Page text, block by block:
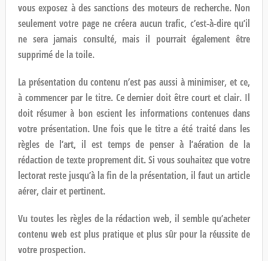
vous exposez à des sanctions des moteurs de recherche. Non
seulement votre page ne créera aucun trafic, c’est-à-dire qu’il
ne sera jamais consulté, mais il pourrait également être
supprimé de la toile.
La présentation du contenu n’est pas aussi à minimiser, et ce,
à commencer par le titre. Ce dernier doit être court et clair. Il
doit résumer à bon escient les informations contenues dans
votre présentation. Une fois que le titre a été traité dans les
règles de l’art, il est temps de penser à l’aération de la
rédaction de texteproprement dit. Si vous souhaitez que votre
lectorat reste jusqu’à la fin de la présentation, il faut un article
aérer, clair et pertinent.
Vu toutes les règles de la rédaction web, il semble qu’acheter
contenu webest plus pratique et plus sûr pour la réussite de
votre prospection.